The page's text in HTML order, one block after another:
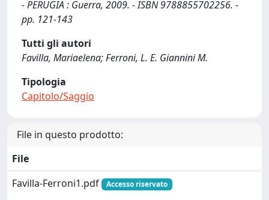
- PERUGIA : Guerra, 2009. - ISBN 9788855702256. -
pp. 121-143
Tutti gli autori
Favilla, Mariaelena; Ferroni, L. E. Giannini M.
Tipologia
Capitolo/Saggio
File in questo prodotto:
File
Favilla-Ferroni1.pdf
Accesso riservato